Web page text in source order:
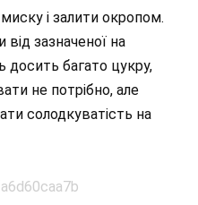
і залити окропом.
зазначеної на
досить багато цукру,
не потрібно, але
солодкуватість на